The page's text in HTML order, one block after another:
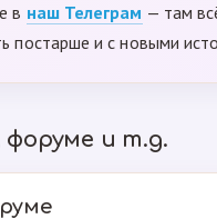
в наш Телеграм — там
постарше и с новыми
и т.д.